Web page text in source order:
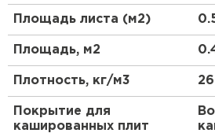
Площадь листа (м2)
Площадь, м2
Плотность, кг/м3 26
Покрытие для
кашированных плит
Утеплитель
Утеплитель